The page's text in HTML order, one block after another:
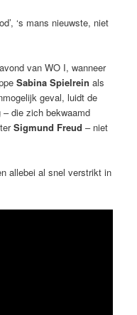
‘s mans nieuwste, niet
van WO I, wanneer
Sabina Spielrein als
geval, luidt de
die zich bekwaamd
Sigmund Freud – niet
allebei al snel verstrikt in